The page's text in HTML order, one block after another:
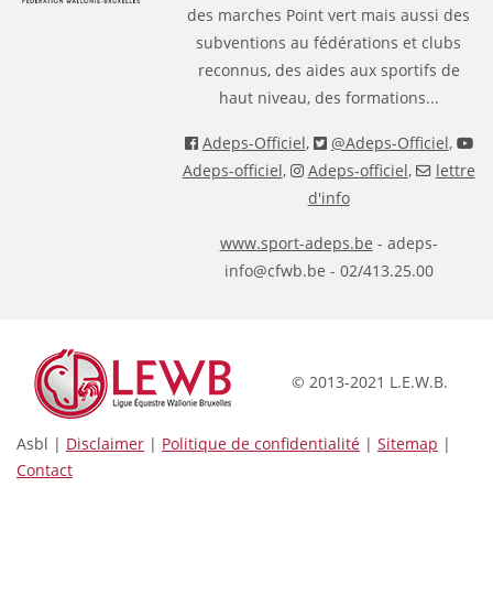
des marches Point vert mais aussi des
subventions au fédérations et clubs
reconnus, des aides aux sportifs de
haut niveau, des formations...
Adeps-Officiel, @Adeps-Officiel,
Adeps-officiel, Adeps-officiel,
lettre
d'info
www.sport-adeps.be - adeps-
info@cfwb.be - 02/413.25.00
© 2013-2021 L.E.W.B.
Asbl | Disclaimer | Politique de confidentialité | Sitemap |
Contact